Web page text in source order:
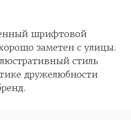
шрифтовой
заметен с улицы.
стиль
дружелюбности